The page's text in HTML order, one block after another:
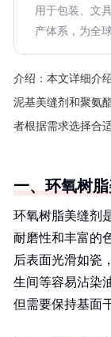
用于包装、文
产体系，为全
介绍： 本文详细介
泥基美缝剂和聚氨
者根据需求选择合
一、环氧树
环氧树脂美缝剂
耐磨性和丰富的
后表面光滑如瓷
生间等容易沾染
但需要保持基面